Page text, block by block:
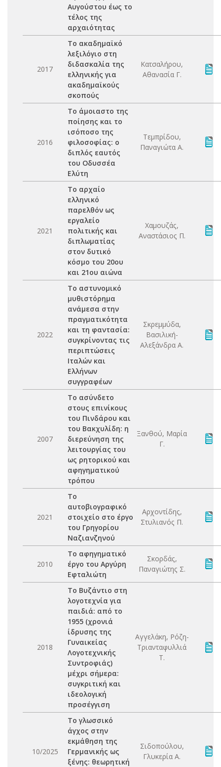
Αυγούστου έως το
τέλος της
αρχαιότητας
2017
Το ακαδημαϊκό
λεξιλόγιο στη
διδασκαλία της
ελληνικής για
ακαδημαϊκούς
σκοπούς
Κατσαλήρου,
Αθανασία Γ.
2016
Το άμοιαστο της
ποίησης και το
ισόποσο της
φιλοσοφίας: ο
διπλός εαυτός
του Οδυσσέα
Ελύτη
Τεμπρίδου,
Παναγιώτα Α.
2021
Το αρχαίο
ελληνικό
παρελθόν ως
εργαλείο
πολιτικής και
διπλωματίας
στον δυτικό
κόσμο του 20ου
και 21ου αιώνα
Χαμουζάς,
Αναστάσιος Π.
2022
Το αστυνομικό
μυθιστόρημα
ανάμεσα στην
πραγματικότητα
και τη φαντασία:
συγκρίνοντας τις
περιπτώσεις
Ιταλών και
Ελλήνων
συγγραφέων
Σκρεμμύδα,
Βασιλική-
Αλεξάνδρα Α.
2007
Το ασύνδετο
στους επινίκους
του Πινδάρου και
του Βακχυλίδη: η
διερεύνηση της
λειτουργίας του
ως ρητορικού και
αφηγηματικού
τρόπου
Ξανθού, Μαρία
Γ.
2021
Το
αυτοβιογραφικό
στοιχείο στο έργο
του Γρηγορίου
Ναζιανζηνού
Αρχοντίδης,
Στυλιανός Π.
2010
Το αφηγηματικό
έργο του Αργύρη
Εφταλιώτη
Σκορδάς,
Παναγιώτης Σ.
2018
Το Βυζάντιο στη
λογοτεχνία για
παιδιά: από το
1955 (χρονιά
ίδρυσης της
Γυναικείας
Λογοτεχνικής
Συντροφιάς)
μέχρι σήμερα:
συγκριτική και
ιδεολογική
προσέγγιση
Αγγελάκη, Ρόζη-
Τριανταφυλλιά
Τ.
10/2025
Το γλωσσικό
άγχος στην
εκμάθηση της
Γερμανικής ως
ξένης: θεωρητική
Σιδοπούλου,
Γλυκερία Α.